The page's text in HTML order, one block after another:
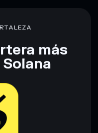
tiene
asesoramiento
más